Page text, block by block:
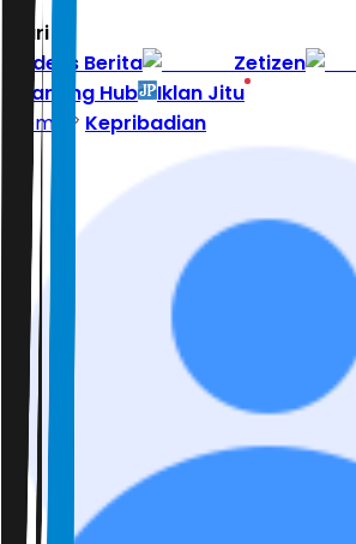
Hari ini
Indeks Berita
Zetizen
Learning Hub
Iklan Jitu
Home
Kepribadian